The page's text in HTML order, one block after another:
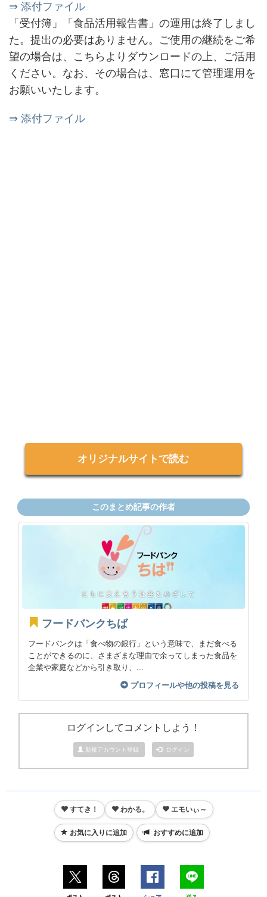
⇛ 添付ファイル
「受付簿」「食品活用報告書」の運用は終了しまし
た。提出の必要はありません。ご使用の継続をご希
望の場合は、こちらよりダウンロードの上、ご活用
ください。なお、その場合は、窓口にて管理運用を
お願いいたします。
⇛ 添付ファイル
オリジナルサイトで読む
このまとめ記事の作者
フードバンクちば
フードバンクは「食べ物の銀行」という意味で、まだ食べる
ことができるのに、さまざまな理由で余ってしまった食品を
企業や家庭などから引き取り、...
プロフィールや他の投稿を見る
ログインしてコメントしよう！
新規アカウント登録 ログイン
すてき！ わかる。 エモいぃ～
お気に入りに追加 おすすめに追加